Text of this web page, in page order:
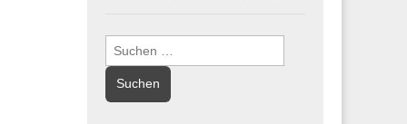
Suchen
nach: